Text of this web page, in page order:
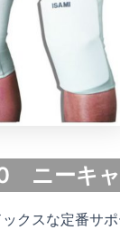
ニーキ
クスな定番サ